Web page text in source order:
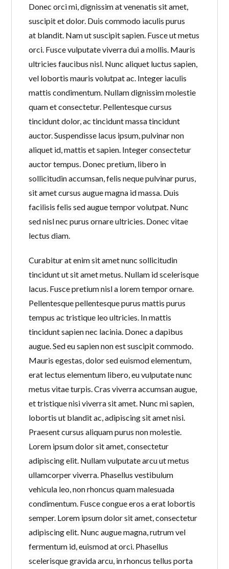
Donec orci mi, dignissim at venenatis sit amet,
suscipit et dolor. Duis commodo iaculis purus
at blandit. Nam ut suscipit sapien. Fusce ut metus
orci. Fusce vulputate viverra dui a mollis. Mauris
ultricies faucibus nisl. Nunc aliquet luctus sapien,
vel lobortis mauris volutpat ac. Integer iaculis
mattis condimentum. Nullam dignissim molestie
quam et consectetur. Pellentesque cursus
tincidunt dolor, ac tincidunt massa tincidunt
auctor. Suspendisse lacus ipsum, pulvinar non
aliquet id, mattis et sapien. Integer consectetur
auctor tempus. Donec pretium, libero in
sollicitudin accumsan, felis neque pulvinar purus,
sit amet cursus augue magna id massa. Duis
facilisis felis sed augue tempor volutpat. Nunc
sed nisl nec purus ornare ultricies. Donec vitae
lectus diam.
Curabitur at enim sit amet nunc sollicitudin
tincidunt ut sit amet metus. Nullam id scelerisque
lacus. Fusce pretium nisl a lorem tempor ornare.
Pellentesque pellentesque purus mattis purus
tempus ac tristique leo ultricies. In mattis
tincidunt sapien nec lacinia. Donec a dapibus
augue. Sed eu sapien non est suscipit commodo.
Mauris egestas, dolor sed euismod elementum,
erat lectus elementum libero, eu vulputate nunc
metus vitae turpis. Cras viverra accumsan augue,
et tristique nisi viverra sit amet. Nunc mi sapien,
lobortis ut blandit ac, adipiscing sit amet nisi.
Praesent cursus aliquam purus non molestie.
Lorem ipsum dolor sit amet, consectetur
adipiscing elit. Nullam vulputate arcu ut metus
ullamcorper viverra. Phasellus vestibulum
vehicula leo, non rhoncus quam malesuada
condimentum. Fusce congue eros a erat lobortis
semper. Lorem ipsum dolor sit amet, consectetur
adipiscing elit. Nunc augue magna, rutrum vel
fermentum id, euismod at orci. Phasellus
scelerisque gravida arcu, in rhoncus tellus porta